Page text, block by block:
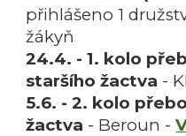
přihlášeno 1
žákyň
24.4. - 1. kolo
staršího žactva -
5.6. - 2. kolo
žactva - Beroun -